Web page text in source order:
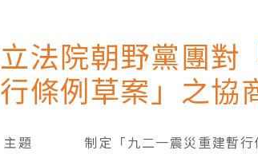
立法院朝野黨團對
行條例草案」之協
主題
制定「九二一震災重建暫